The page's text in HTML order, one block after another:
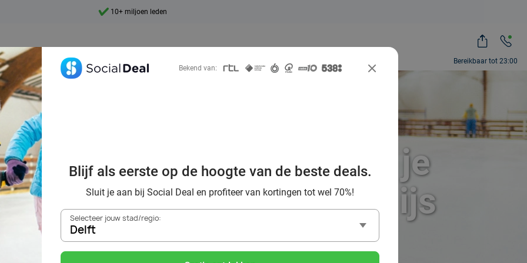
Bereikbaar tot 23:00
10+ miljoen leden
in Delft met korting: laat je
winterplezier op het ijs
Bekend van:
Blijf als eerste op de hoogte van de beste deals.
Sluit je aan bij Social Deal en profiteer van kortingen tot wel 70%!
Selecteer jouw stad/regio:
Delft